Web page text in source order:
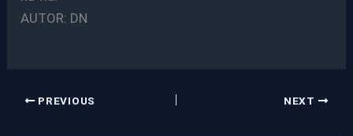
AUTOR: DN
PREVIOUS NEXT